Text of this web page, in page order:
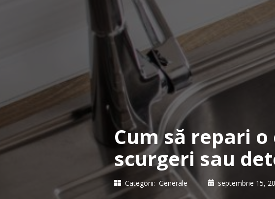
Cum să repari
scurgeri sau
Categorii: Generale septembrie 15,